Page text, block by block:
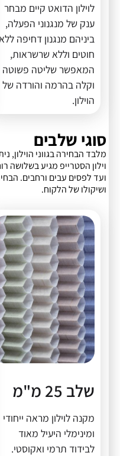
לוילון הדואט קיים מבחר
ענק של מנגנוני הפעלה,
ביניהם מנגנון דחיפה ללא
חוטים וללא שרשראות,
המאפשר שליטה פשוטה
וקלה בהרמה והורדה של
הוילון.
סוגי שלבים
מלבד הבחירה בגווני הוילון,
וילון הסטרייפ מגיע בשלושה
ועד לפסים עבים ורחבים.
ושיקולו של הלקוח.
שלב 25 מ"מ
מקנה לוילון מראה ייחודי
ומינימלי היעיל מאוד
לבידוד תרמי ואקוסטי.